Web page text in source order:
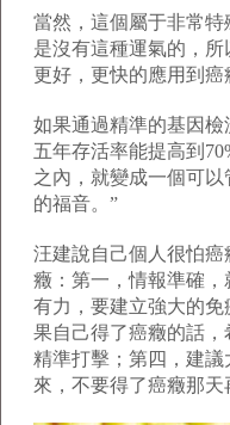
當然，這個屬于非常
是沒有這種運氣的，
更好，更快的應用到癌
如果通過精準的基因
五年存活率能提高到
之內，就變成一個可
的福音。”
汪建說自己個人很怕
癥：第一，情報準確
有力，要建立強大的
果自己得了癌癥的話，
精準打擊；第四，建
來，不要得了癌癥那天